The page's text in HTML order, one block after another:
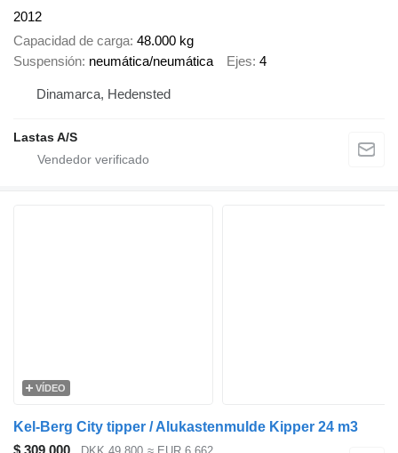
2012
Capacidad de carga 48.000 kg
Suspensión neumática/neumática Ejes 4
Dinamarca, Hedensted
Lastas A/S
VÍDEO
Kel-Berg City tipper / Alukastenmulde Kipper 24 m3
$ 309.000